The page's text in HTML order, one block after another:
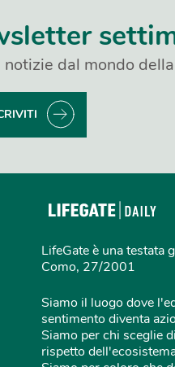
dal mondo
LifeGate è una testata
Como, 27/2001
Siamo il luogo dove
sentimento diventa
Siamo per chi sceglie
rispetto